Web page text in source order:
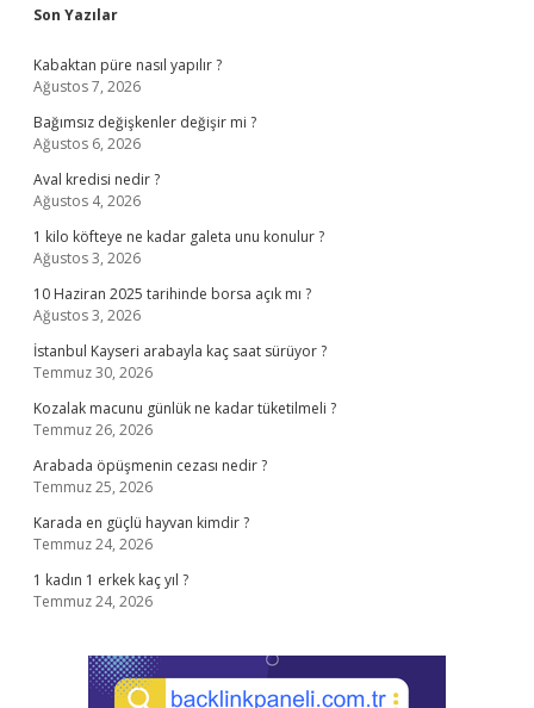
Sidebar
Son Yazılar
Kabaktan püre nasıl yapılır ?
Ağustos 7, 2026
Bağımsız değişkenler değişir mi ?
Ağustos 6, 2026
Aval kredisi nedir ?
Ağustos 4, 2026
1 kilo köfteye ne kadar galeta unu konulur ?
Ağustos 3, 2026
10 Haziran 2025 tarihinde borsa açık mı ?
Ağustos 3, 2026
İstanbul Kayseri arabayla kaç saat sürüyor ?
Temmuz 30, 2026
Kozalak macunu günlük ne kadar tüketilmeli ?
Temmuz 26, 2026
Arabada öpüşmenin cezası nedir ?
Temmuz 25, 2026
Karada en güçlü hayvan kimdir ?
Temmuz 24, 2026
1 kadın 1 erkek kaç yıl ?
Temmuz 24, 2026